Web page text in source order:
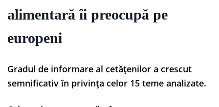
alimentară îi preocupă pe
europeni
Gradul de informare al cetățenilor a crescut
semnificativ în privința celor 15 teme analizate.